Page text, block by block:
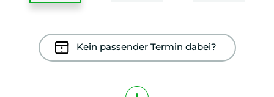
Kein passender Termin dabei?